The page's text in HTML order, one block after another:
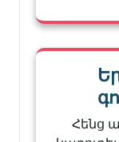
Հենց